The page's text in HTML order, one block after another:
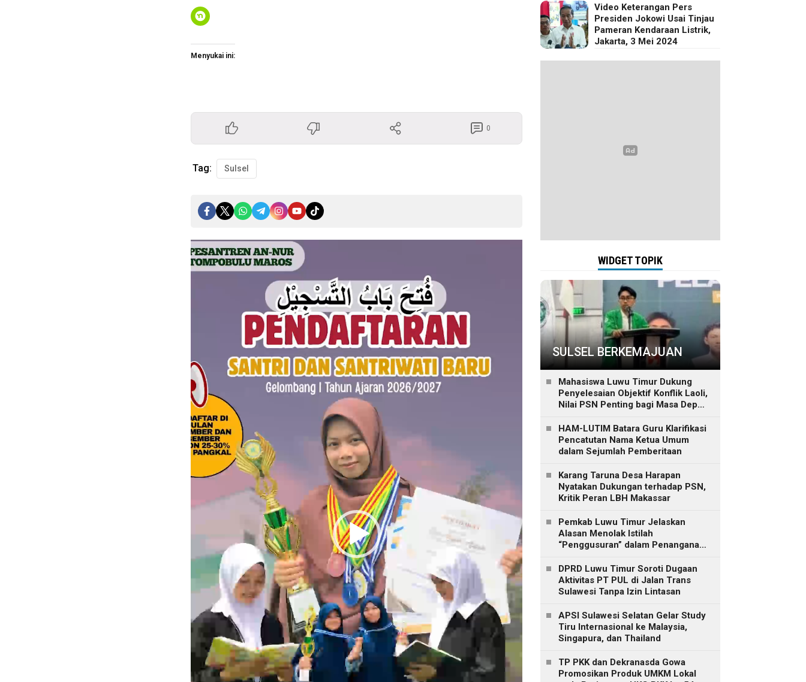
Menyukai ini:
0
Tag: Sulsel
Pemutar
Video
Video Keterangan Pers
Presiden Jokowi Usai Tinjau
Pameran Kendaraan Listrik,
Jakarta, 3 Mei 2024
WIDGET TOPIK
SULSEL BERKEMAJUAN
Mahasiswa Luwu Timur Dukung
Penyelesaian Objektif Konflik Laoli,
Nilai PSN Penting bagi Masa Depan
HAM-LUTIM Batara Guru Klarifikasi
Pencatutan Nama Ketua Umum
dalam Sejumlah Pemberitaan
Karang Taruna Desa Harapan
Nyatakan Dukungan terhadap PSN,
Kritik Peran LBH Makassar
Pemkab Luwu Timur Jelaskan
Alasan Menolak Istilah
“Penggusuran” dalam Penanganan
DPRD Luwu Timur Soroti Dugaan
Aktivitas PT PUL di Jalan Trans
Sulawesi Tanpa Izin Lintasan
APSI Sulawesi Selatan Gelar Study
Tiru Internasional ke Malaysia,
Singapura, dan Thailand
TP PKK dan Dekranasda Gowa
Promosikan Produk UMKM Lokal